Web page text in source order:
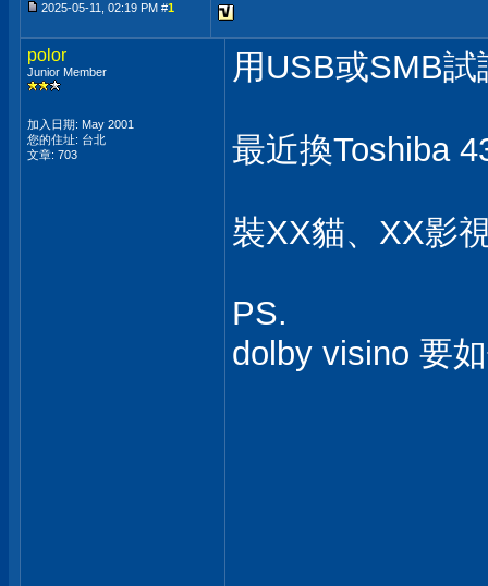
2025-05-11, 02:19 PM #1
polor
Junior Member
加入日期: May 2001
您的住址: 台北
文章: 703
用USB或SMB
最近換Toshiba
裝XX貓、XX影
PS.
dolby visino 要